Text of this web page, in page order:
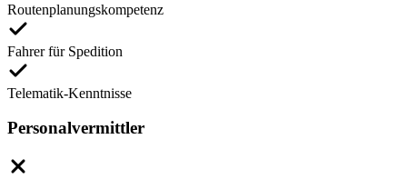
Routenplanungskompetenz
Fahrer für Spedition
Telematik-Kenntnisse
Personalvermittler